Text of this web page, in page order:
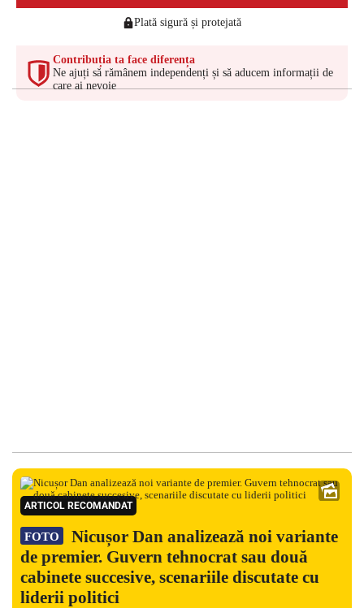
Plată sigură și protejată
Contribuția ta face diferența
Ne ajuți să rămânem independenți și să aducem informații de
care ai nevoie
ARTICOL RECOMANDAT
FOTO
Nicușor Dan analizează noi variante
de premier. Guvern tehnocrat sau două
cabinete succesive, scenariile discutate cu
liderii politici